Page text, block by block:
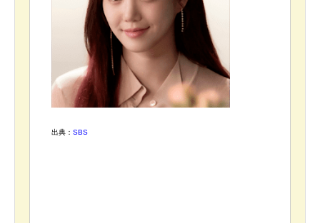
出典： SBS